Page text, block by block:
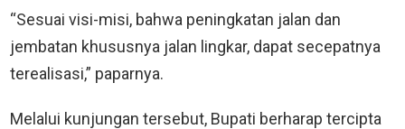
“Sesuai visi-misi, bahwa peningkatan jalan dan
jembatan khususnya jalan lingkar, dapat secepatnya
terealisasi,” paparnya.
Melalui kunjungan tersebut, Bupati berharap tercipta